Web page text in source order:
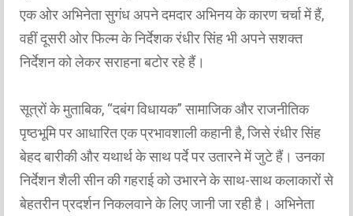
एक ओर अभिनेता सुगंध अपने दमदार अभिनय के कारण चर्चा में हैं,
वहीं दूसरी ओर फिल्म के निर्देशक रंधीर सिंह भी अपने सशक्त
निर्देशन को लेकर सराहना बटोर रहे हैं।
सूत्रों के मुताबिक, “दबंग विधायक” सामाजिक और राजनीतिक
पृष्ठभूमि पर आधारित एक प्रभावशाली कहानी है, जिसे रंधीर सिंह
बेहद बारीकी और यथार्थ के साथ पर्दे पर उतारने में जुटे हैं। उनका
निर्देशन शैली सीन की गहराई को उभारने के साथ-साथ कलाकारों से
बेहतरीन प्रदर्शन निकलवाने के लिए जानी जा रही है। अभिनेता